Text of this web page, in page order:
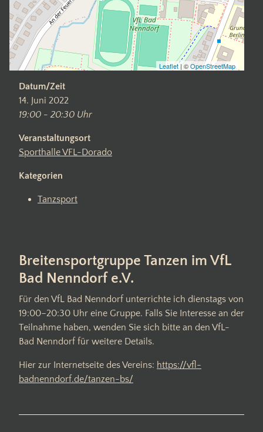
Leaflet| ©OpenStreetMap
Datum/Zeit
14. Juni 2022
19:00 - 20:30 Uhr
Veranstaltungsort
Sporthalle VFL-Dorado
Kategorien
Tanzsport
Breitensportgruppe Tanzen im VfL
Bad Nenndorf e.V.
Für den VfL Bad Nenndorf unterrichte ich dienstags von
19:00–20:30 Uhr eine Gruppe. Falls Sie Interesse an der
Teilnahme haben, wenden Sie sich bitte an den VfL-
Bad Nenndorf für weitere Details.
Hier zur Internetseite des Vereins: https://vfl-
badnenndorf.de/tanzen-bs/